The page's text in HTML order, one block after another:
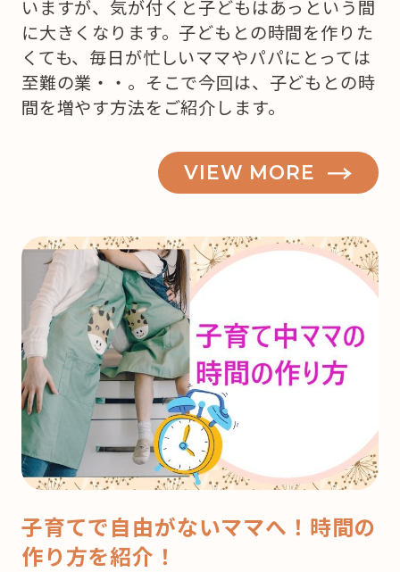
いますが、気が付くと子どもはあっという間
に大きくなります。子どもとの時間を作りた
くても、毎日が忙しいママやパパにとっては
至難の業・・。そこで今回は、子どもとの時
間を増やす方法をご紹介します。
VIEW MORE
子育てで自由がないママへ！時間の
作り方を紹介！